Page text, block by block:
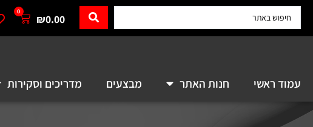
₪0.00
0
עמוד ראשי חנות האתר מבצעים מדריכים וסקירות